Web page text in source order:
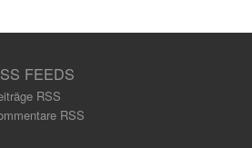
FEEDS
RSS
RSS